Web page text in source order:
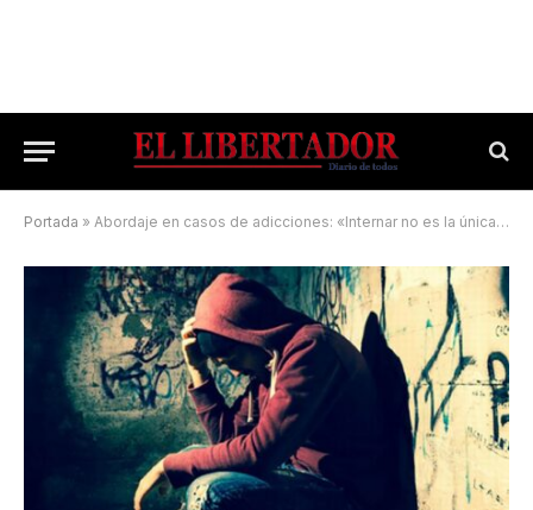
Portada » Abordaje en casos de adicciones: «Internar no es la única respuesta»